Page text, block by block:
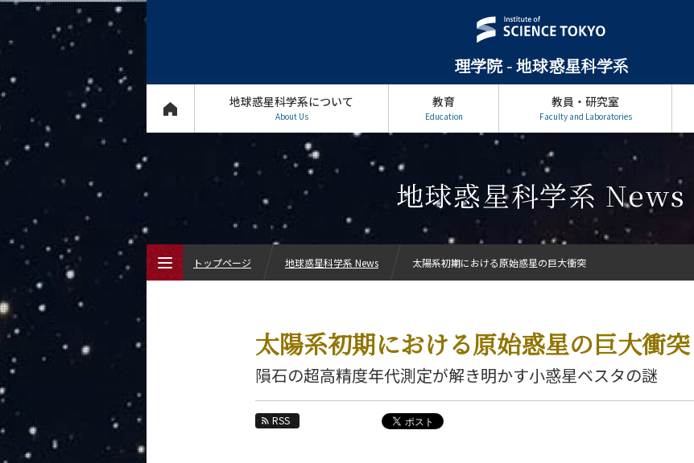
理学院 - 地球惑星科学系
地球惑星科学系について
About Us
教育
Education
教員・研究室
Faculty and Laboratories
地球惑星科学系 News
太陽系初期における原始惑星の巨大衝突
隕石の超高精度年代測定が解き明かす小惑星ベスタの謎
RSS
トップページ 地球惑星科学系 News 太陽系初期における原始惑星の巨大衝突
地球惑星科学系について